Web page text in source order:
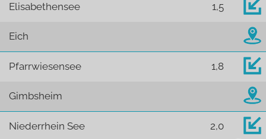
Elisabethensee 1,5
Eich
Pfarrwiesensee 1,8
Gimbsheim
Niederrhein See 2,0